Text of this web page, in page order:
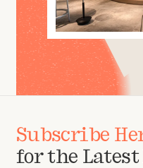
Subscribe
for the Latest